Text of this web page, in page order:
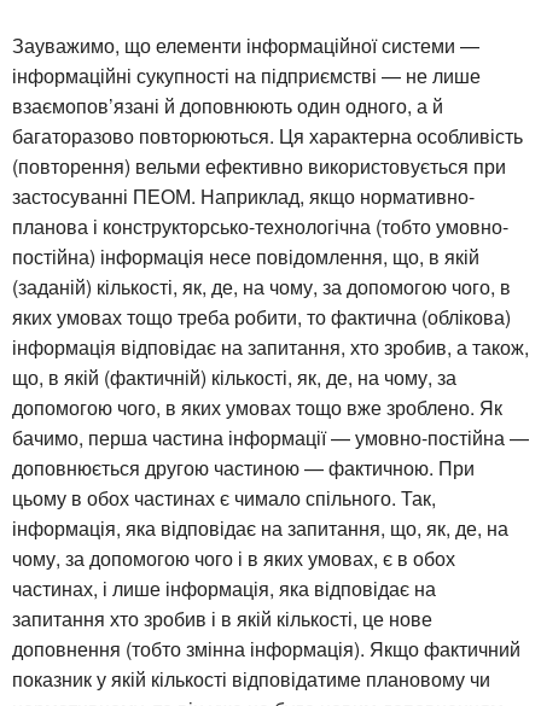
Зауважимо, що елементи інформаційної системи —
інформаційні сукупності на підприємстві — не лише
взаємопов’язані й доповнюють один одного, а й
багаторазово повторюються. Ця характерна особливість
(повторення) вельми ефективно використовується при
застосуванні ПЕОМ. Наприклад, якщо нормативно-
планова і конструкторсько-технологічна (тобто умовно-
постійна) інформація несе повідомлення, що, в якій
(заданій) кількості, як, де, на чому, за допомогою чого, в
яких умовах тощо треба робити, то фактична (облікова)
інформація відповідає на запитання, хто зробив, а також,
що, в якій (фактичній) кількості, як, де, на чому, за
допомогою чого, в яких умовах тощо вже зроблено. Як
бачимо, перша частина інформації — умовно-постійна —
доповнюється другою частиною — фактичною. При
цьому в обох частинах є чимало спільного. Так,
інформація, яка відповідає на запитання, що, як, де, на
чому, за допомогою чого і в яких умовах, є в обох
частинах, і лише інформація, яка відповідає на
запитання хто зробив і в якій кількості, це нове
доповнення (тобто змінна інформація). Якщо фактичний
показник у якій кількості відповідатиме плановому чи